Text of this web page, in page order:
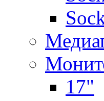
17"